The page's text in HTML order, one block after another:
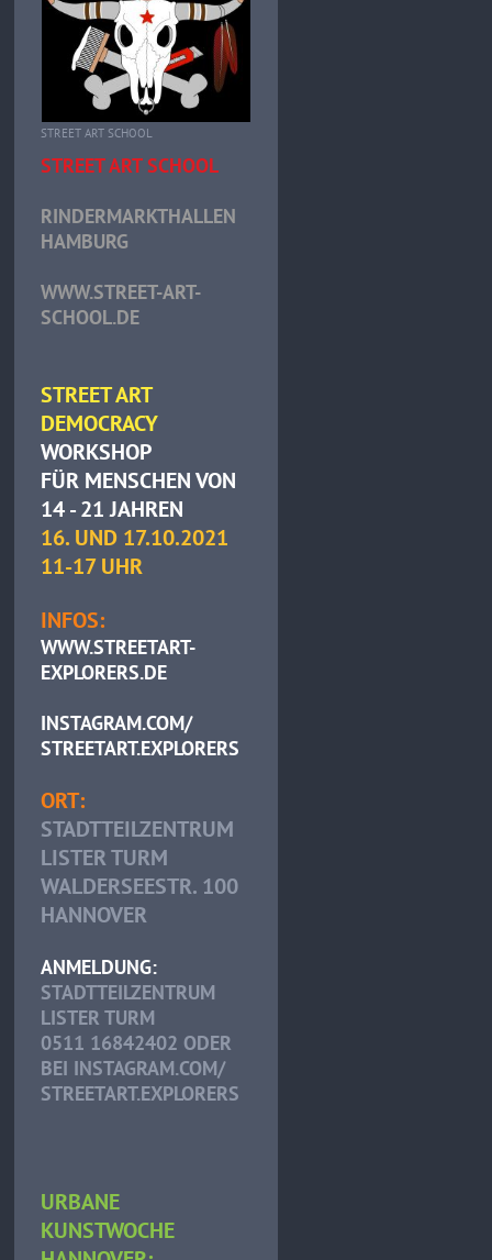
STREET ART SCHOOL
STREET ART SCHOOL
RINDERMARKTHALLEN
HAMBURG
WWW.STREET-ART-
SCHOOL.DE
STREET ART
DEMOCRACY
WORKSHOP
FÜR MENSCHEN VON
14 - 21 JAHREN
16. UND 17.10.2021
11-17 UHR
INFOS:
WWW.STREETART-
EXPLORERS.DE
INSTAGRAM.COM/
STREETART.EXPLORERS
ORT:
STADTTEILZENTRUM
LISTER TURM
WALDERSEESTR. 100
HANNOVER
ANMELDUNG:
STADTTEILZENTRUM
LISTER TURM
0511 16842402 ODER
BEI INSTAGRAM.COM/
STREETART.EXPLORERS
URBANE
KUNSTWOCHE